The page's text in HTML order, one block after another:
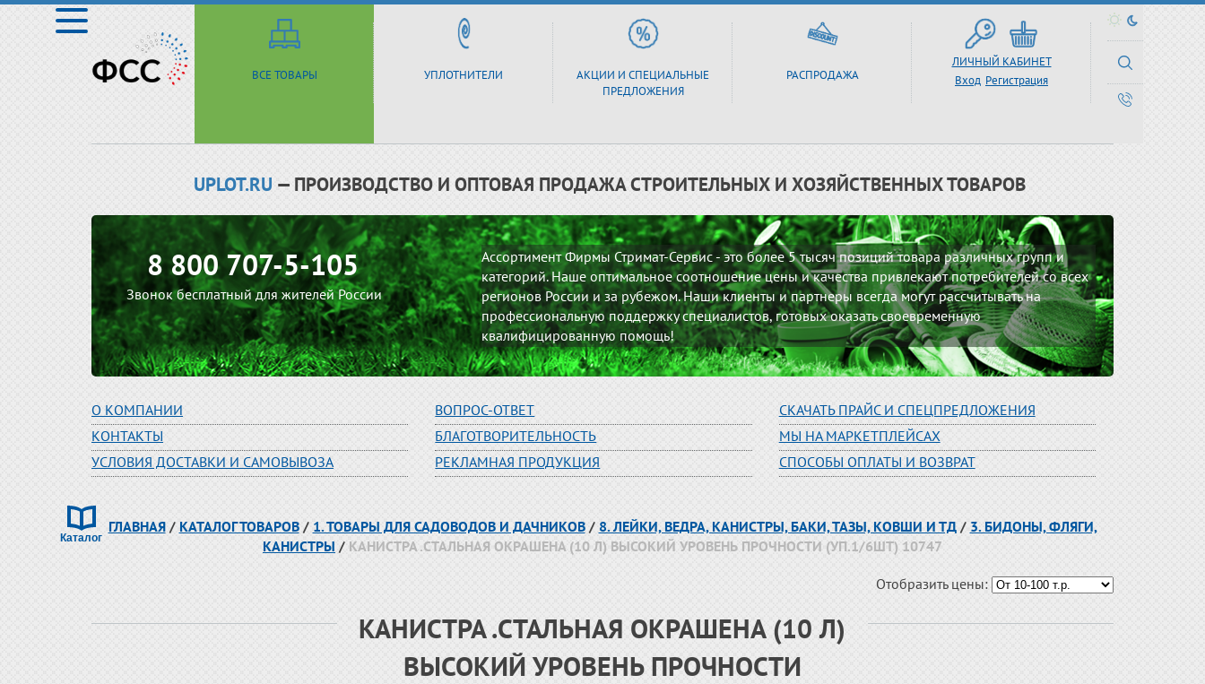
ВСЕ ТОВАРЫ УПЛОТНИТЕЛИ
АКЦИИ И СПЕЦИАЛЬНЫЕ
ПРЕДЛОЖЕНИЯ
РАСПРОДАЖА
ЛИЧНЫЙ КАБИНЕТ
Вход Регистрация
UPLOT.RU — ПРОИЗВОДСТВО И ОПТОВАЯ ПРОДАЖА СТРОИТЕЛЬНЫХ И ХОЗЯЙСТВЕННЫХ ТОВАРОВ
8 800 707-5-105
Звонок бесплатный для жителей России
Ассортимент Фирмы Стримат-Сервис - это более 5 тысяч позиций товара различных групп и
категорий. Наше оптимальное соотношение цены и качества привлекают потребителей со всех
регионов России и за рубежом. Наши клиенты и партнеры всегда могут рассчитывать на
профессиональную поддержку специалистов, готовых оказать своевременную
квалифицированную помощь!
О КОМПАНИИ
КОНТАКТЫ
УСЛОВИЯ ДОСТАВКИ И САМОВЫВОЗА
ВОПРОС-ОТВЕТ
БЛАГОТВОРИТЕЛЬНОСТЬ
РЕКЛАМНАЯ ПРОДУКЦИЯ
СКАЧАТЬ ПРАЙС И СПЕЦПРЕДЛОЖЕНИЯ
МЫ НА МАРКЕТПЛЕЙСАХ
СПОСОБЫ ОПЛАТЫ И ВОЗВРАТ
ГЛАВНАЯ/ КАТАЛОГ ТОВАРОВ/ 1. ТОВАРЫ ДЛЯ САДОВОДОВ И ДАЧНИКОВ/ 8. ЛЕЙКИ, ВЕДРА, КАНИСТРЫ, БАКИ, ТАЗЫ, КОВШИ И ТД/ 3. БИДОНЫ, ФЛЯГИ,
КАНИСТРЫ / КАНИСТРА .СТАЛЬНАЯ ОКРАШЕНА (10 Л) ВЫСОКИЙ УРОВЕНЬ ПРОЧНОСТИ (УП.1/6ШТ) 10747
Отобразить цены:
КАНИСТРА .СТАЛЬНАЯ ОКРАШЕНА (10 Л)
ВЫСОКИЙ УРОВЕНЬ ПРОЧНОСТИ